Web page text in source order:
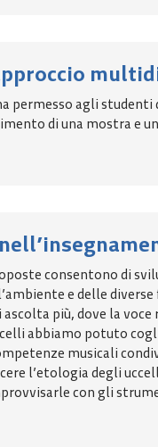
approccio
permesso agli
di una mostra e
consentono di
e delle
ascolta più, dove la
abbiamo potuto
musicali
l’etologia degli
con gli